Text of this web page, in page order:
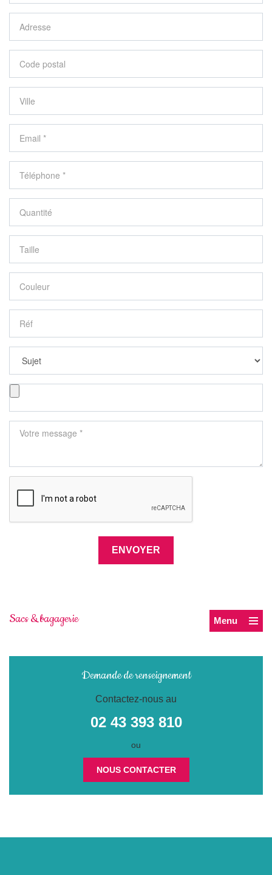
Sacs & bagagerie Menu
Demande de renseignement
Contactez-nous au
02 43 393 810
ou
NOUS CONTACTER